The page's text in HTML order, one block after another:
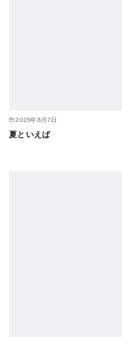
2019年8月7日
夏といえば